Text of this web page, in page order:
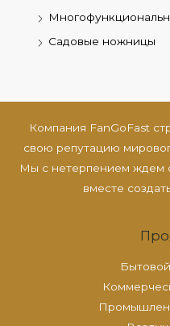
Садовые ножницы
Компания FanGoFast
свою репутацию
Мы с нетерпением ждем
вместе